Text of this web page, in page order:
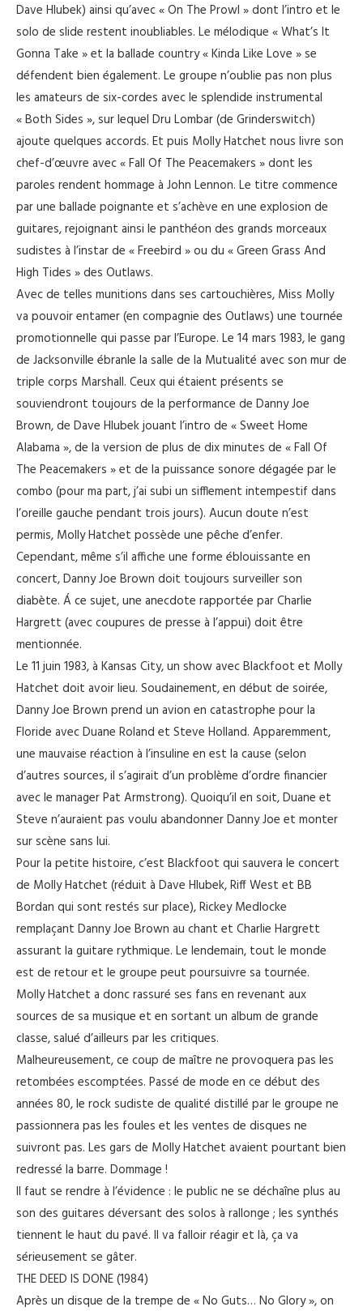
Dave Hlubek) ainsi qu’avec « On The Prowl » dont l’intro et le
solo de slide restent inoubliables. Le mélodique « What’s It
Gonna Take » et la ballade country « Kinda Like Love » se
défendent bien également. Le groupe n’oublie pas non plus
les amateurs de six-cordes avec le splendide instrumental
« Both Sides », sur lequel Dru Lombar (de Grinderswitch)
ajoute quelques accords. Et puis Molly Hatchet nous livre son
chef-d’œuvre avec « Fall Of The Peacemakers » dont les
paroles rendent hommage à John Lennon. Le titre commence
par une ballade poignante et s’achève en une explosion de
guitares, rejoignant ainsi le panthéon des grands morceaux
sudistes à l’instar de « Freebird » ou du « Green Grass And
High Tides » des Outlaws.
Avec de telles munitions dans ses cartouchières, Miss Molly
va pouvoir entamer (en compagnie des Outlaws) une tournée
promotionnelle qui passe par l’Europe. Le 14 mars 1983, le gang
de Jacksonville ébranle la salle de la Mutualité avec son mur de
triple corps Marshall. Ceux qui étaient présents se
souviendront toujours de la performance de Danny Joe
Brown, de Dave Hlubek jouant l’intro de « Sweet Home
Alabama », de la version de plus de dix minutes de « Fall Of
The Peacemakers » et de la puissance sonore dégagée par le
combo (pour ma part, j’ai subi un sifflement intempestif dans
l’oreille gauche pendant trois jours). Aucun doute n’est
permis, Molly Hatchet possède une pêche d’enfer.
Cependant, même s’il affiche une forme éblouissante en
concert, Danny Joe Brown doit toujours surveiller son
diabète. Á ce sujet, une anecdote rapportée par Charlie
Hargrett (avec coupures de presse à l’appui) doit être
mentionnée.
Le 11 juin 1983, à Kansas City, un show avec Blackfoot et Molly
Hatchet doit avoir lieu. Soudainement, en début de soirée,
Danny Joe Brown prend un avion en catastrophe pour la
Floride avec Duane Roland et Steve Holland. Apparemment,
une mauvaise réaction à l’insuline en est la cause (selon
d’autres sources, il s’agirait d’un problème d’ordre financier
avec le manager Pat Armstrong). Quoiqu’il en soit, Duane et
Steve n’auraient pas voulu abandonner Danny Joe et monter
sur scène sans lui.
Pour la petite histoire, c’est Blackfoot qui sauvera le concert
de Molly Hatchet (réduit à Dave Hlubek, Riff West et BB
Bordan qui sont restés sur place), Rickey Medlocke
remplaçant Danny Joe Brown au chant et Charlie Hargrett
assurant la guitare rythmique. Le lendemain, tout le monde
est de retour et le groupe peut poursuivre sa tournée.
Molly Hatchet a donc rassuré ses fans en revenant aux
sources de sa musique et en sortant un album de grande
classe, salué d’ailleurs par les critiques.
Malheureusement, ce coup de maître ne provoquera pas les
retombées escomptées. Passé de mode en ce début des
années 80, le rock sudiste de qualité distillé par le groupe ne
passionnera pas les foules et les ventes de disques ne
suivront pas. Les gars de Molly Hatchet avaient pourtant bien
redressé la barre. Dommage !
Il faut se rendre à l’évidence : le public ne se déchaîne plus au
son des guitares déversant des solos à rallonge ; les synthés
tiennent le haut du pavé. Il va falloir réagir et là, ça va
sérieusement se gâter.
THE DEED IS DONE (1984)
Après un disque de la trempe de « No Guts… No Glory », on